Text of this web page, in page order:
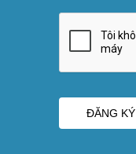
ĐĂNG KÝ